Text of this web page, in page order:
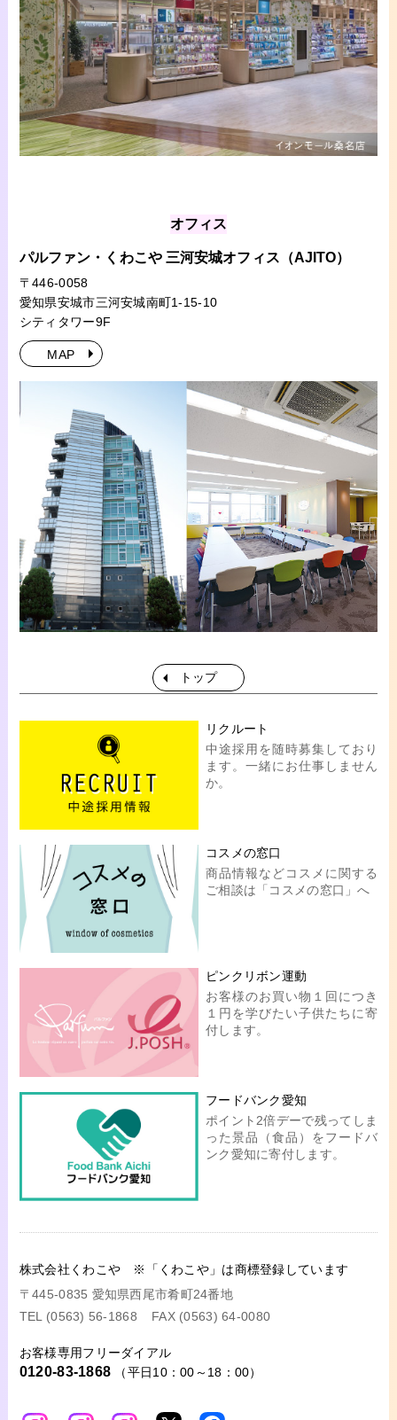
オフィス
パルファン・くわこや 三河安城オフィス（AJITO）
〒446-0058
愛知県安城市三河安城南町1-15-10
シティタワー9F
MAP
トップ
リクルート
中途採用を随時募集しており
ます。一緒にお仕事しません
か。
コスメの窓口
商品情報などコスメに関する
ご相談は「コスメの窓口」へ
ピンクリボン運動
お客様のお買い物１回につき
１円を学びたい子供たちに寄
付します。
フードバンク愛知
ポイント2倍デーで残ってしま
った景品（食品）をフードバ
ンク愛知に寄付します。
株式会社くわこや ※「くわこや」は商標登録しています
〒445-0835 愛知県西尾市肴町24番地
TEL (0563) 56-1868
FAX (0563) 64-0080
お客様専用フリーダイアル
0120-83-1868 （平日10：00～18：00）